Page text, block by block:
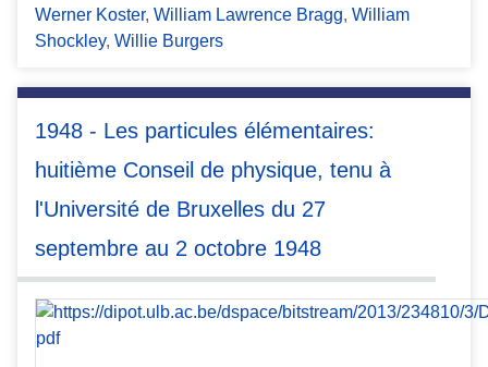
Werner Koster, William Lawrence Bragg, William
Shockley, Willie Burgers
1948 - Les particules élémentaires:
huitième Conseil de physique, tenu à
l'Université de Bruxelles du 27
septembre au 2 octobre 1948